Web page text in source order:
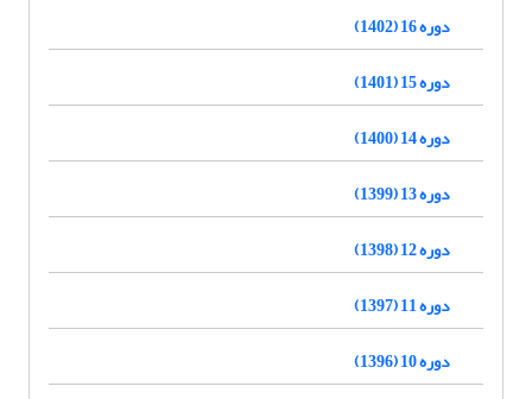
دوره 16 (1402)
دوره 15 (1401)
دوره 14 (1400)
دوره 13 (1399)
دوره 12 (1398)
دوره 11 (1397)
دوره 10 (1396)